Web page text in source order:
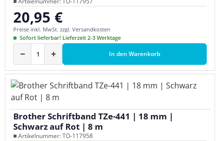
Regulärer Preis:
20,95 €
Preise inkl. MwSt. zzgl. Versandkosten
Sofort lieferbar! Lieferzeit 2-3 Werktage
− + In den Warenkorb
Brother Schriftband TZe-441 | 18 mm |
Schwarz auf Rot | 8 m
■ Artikelnummer: TO-117958